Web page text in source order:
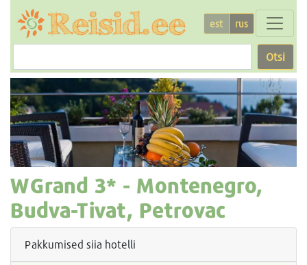
est rus
Otsi
WGrand 3* - Montenegro,
Budva-Tivat, Petrovac
Pakkumised siia hotelli